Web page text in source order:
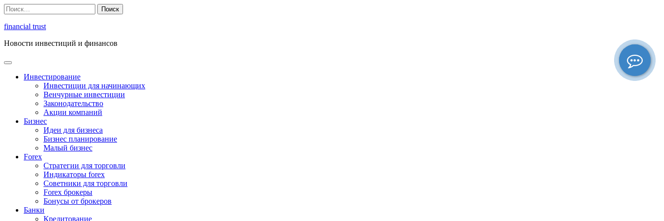
Перейти
к
содержимому
Найти:
financial trust
Новости инвестиций и финансов
Инвестирование
Инвестиции для начинающих
Венчурные инвестиции
Законодательство
Акции компаний
Бизнес
Идеи для бизнеса
Бизнес планирование
Малый бизнес
Forex
Стратегии для торговли
Индикаторы forex
Советники для торговли
Forex брокеры
Бонусы от брокеров
Банки
Кредитование